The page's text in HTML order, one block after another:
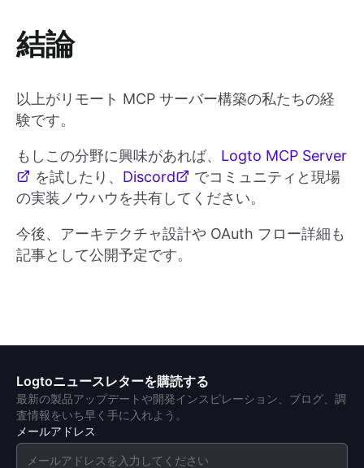
結論
以上がリモート MCP サーバー構築の私たちの経
験です。
もしこの分野に興味があれば、 Logto MCP Server
を試したり、 Discord
でコミュニティと現場
の実装ノウハウを共有してください。
今後、アーキテクチャ設計や OAuth フロー詳細も
記事として公開予定です。
Logtoニュースレターを購読する
最新の製品アップデートや開発インスピレーション、ブログ、調
査情報をいち早く手に入れよう。
メールアドレス